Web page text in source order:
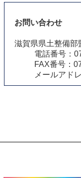
お問い合わせ
滋賀県県土整備部
電話番号：
FAX番号：
メールアド